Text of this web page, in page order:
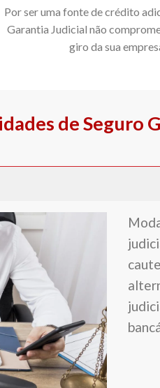
Por ser uma fonte de crédito
Garantia Judicial não
giro da sua
de Seguro